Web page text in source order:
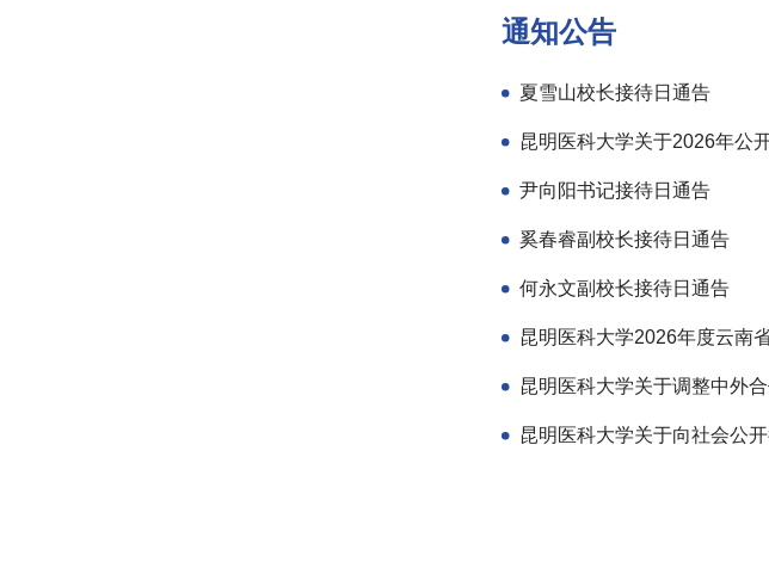
通知公告
夏雪山校长接待日通告
尹向阳书记接待日通告
奚春睿副校长接待日通告
何永文副校长接待日通告